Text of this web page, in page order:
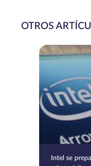
OTROS
Intel se